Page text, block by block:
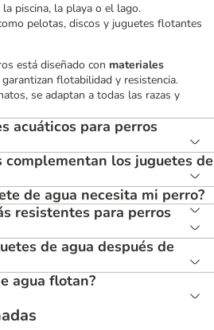
piscina, la playa o el lago.
pelotas, discos y juguetes flotantes
está diseñado con materiales
flotabilidad y resistencia.
se adaptan a todas las razas y
acuáticos para perros
complementan los juguetes de
de agua necesita mi perro?
resistentes para perros
de agua después de
agua flotan?